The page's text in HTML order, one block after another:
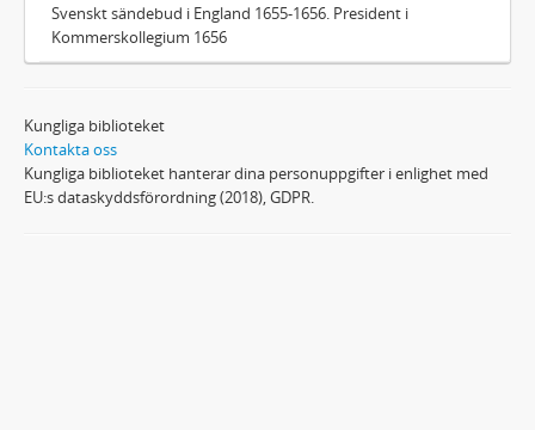
Svenskt sändebud i England 1655-1656. President i
Kommerskollegium 1656
Kungliga biblioteket
Kontakta oss
Kungliga biblioteket hanterar dina personuppgifter i enlighet med
EU:s dataskyddsförordning (2018), GDPR.